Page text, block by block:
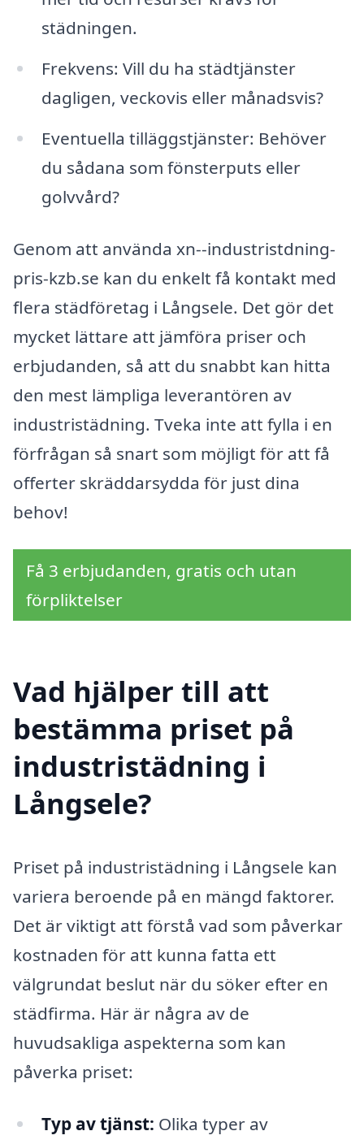
städningen.
Frekvens: Vill du ha städtjänster
dagligen, veckovis eller månadsvis?
Eventuella tilläggstjänster: Behöver
du sådana som fönsterputs eller
golvvård?
Genom att använda xn--industristdning-
pris-kzb.se kan du enkelt få kontakt med
flera städföretag i Långsele. Det gör det
mycket lättare att jämföra priser och
erbjudanden, så att du snabbt kan hitta
den mest lämpliga leverantören av
industristädning. Tveka inte att fylla i en
förfrågan så snart som möjligt för att få
offerter skräddarsydda för just dina
behov!
Få 3 erbjudanden, gratis och utan
förpliktelser
Vad hjälper till att
bestämma priset på
industristädning i
Långsele?
Priset på industristädning i Långsele kan
variera beroende på en mängd faktorer.
Det är viktigt att förstå vad som påverkar
kostnaden för att kunna fatta ett
välgrundat beslut när du söker efter en
städfirma. Här är några av de
huvudsakliga aspekterna som kan
påverka priset:
Typ av tjänst: Olika typer av